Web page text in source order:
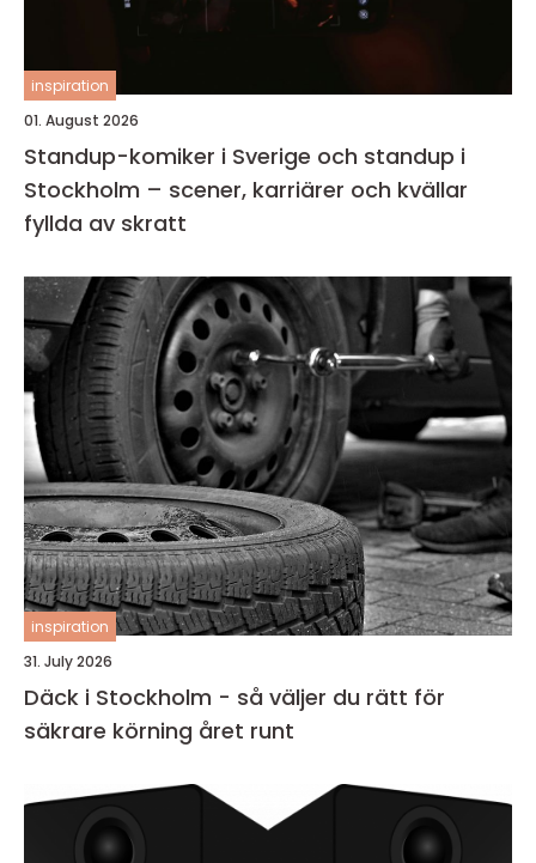
inspiration
01. August 2026
Standup-komiker i Sverige och standup i
Stockholm – scener, karriärer och kvällar
fyllda av skratt
inspiration
31. July 2026
Däck i Stockholm - så väljer du rätt för
säkrare körning året runt